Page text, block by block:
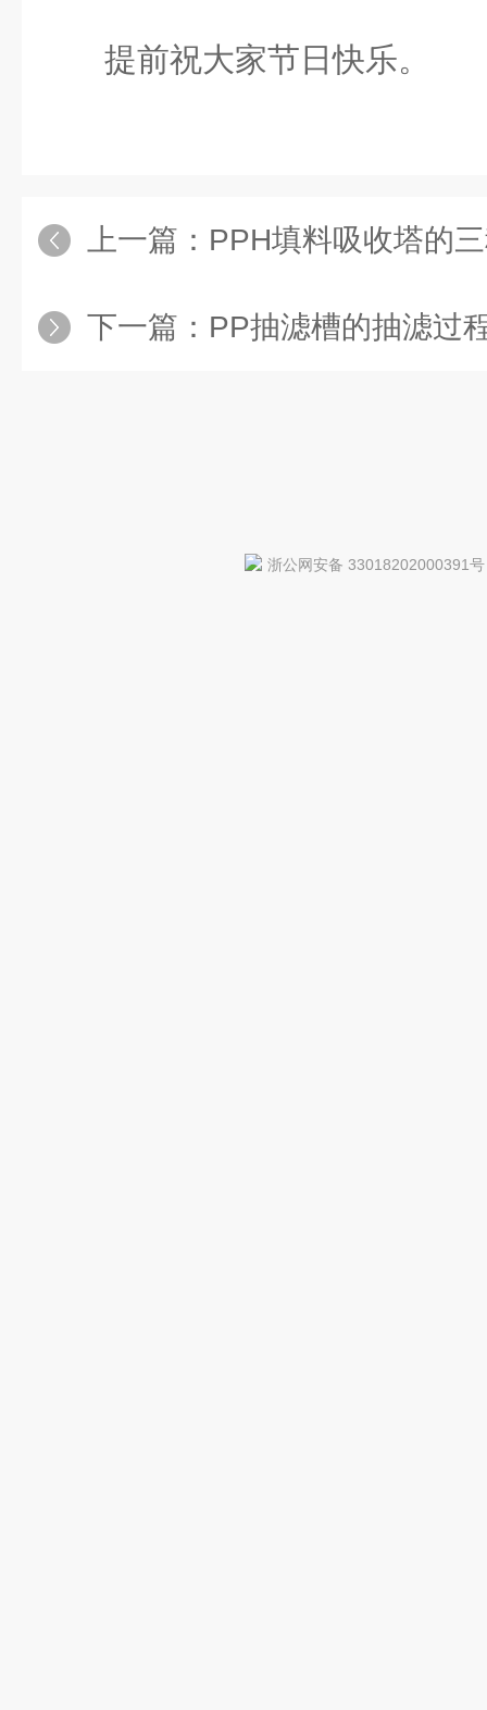
提前祝大家节日快乐。
上一篇： PPH填料吸收塔的
下一篇： PP抽滤槽的抽滤过
浙公网安备 33018202000391号